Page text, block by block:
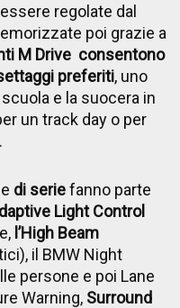
regolate dal
poi grazie a
M Drive consentono
preferiti, uno
e la suocera in
un track day o per
di seriefanno parte
Light Control
l’High Beam
il BMW Night
persone e poi Lane
Warning, Surround